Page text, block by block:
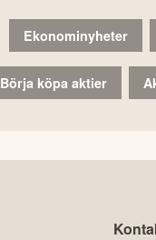
Ekonominyheter
Börja köpa aktier